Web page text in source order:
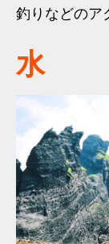
釣りなどのア
水